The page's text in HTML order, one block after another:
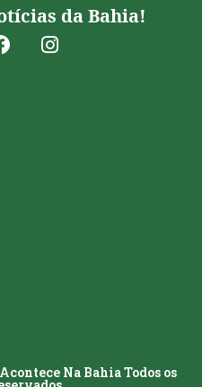
da Bahia!
Na Bahia Todos os